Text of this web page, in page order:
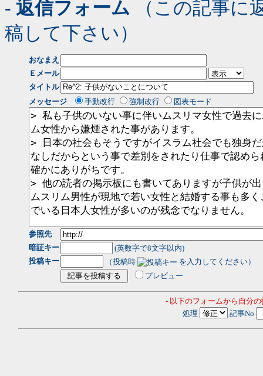
- 返信フォーム （この記事に
稿して下さい）
おなまえ
Ｅメール
タイトル
メッセージ
手動改行 強制改行 図表モード
参照先
暗証キー
(英数字で8文字以内)
投稿キー
（投稿時
を入力してください）
プレビュー
- 以下のフォームから自分
処理
記事No